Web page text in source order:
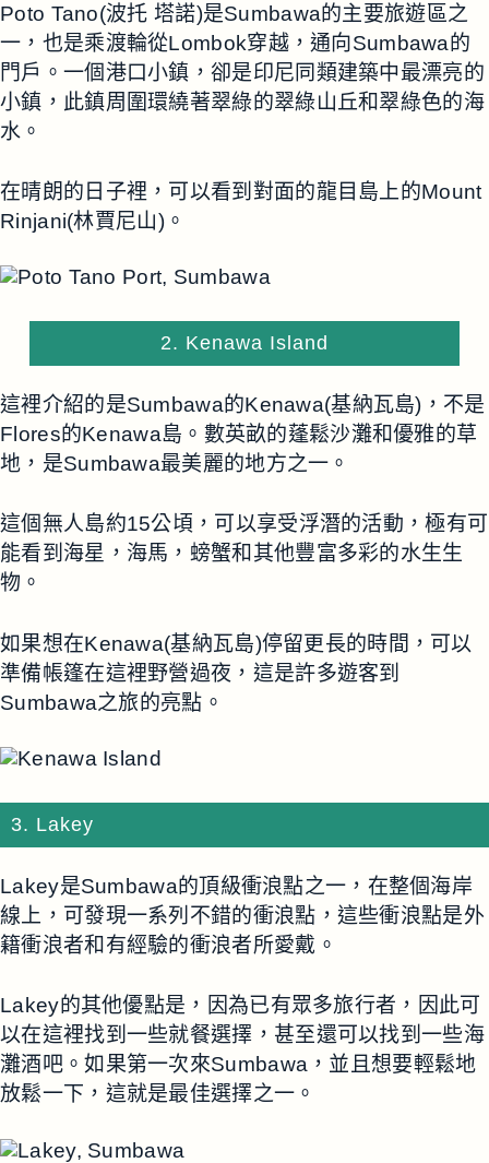
Poto Tano(波托 塔諾)是Sumbawa的主要旅遊區之
一，也是乘渡輪從Lombok穿越，通向Sumbawa的
門戶。一個港口小鎮，卻是印尼同類建築中最漂亮的
小鎮，此鎮周圍環繞著翠綠的翠綠山丘和翠綠色的海
水。
在晴朗的日子裡，可以看到對面的龍目島上的Mount
Rinjani(林賈尼山)。
2. Kenawa Island
這裡介紹的是Sumbawa的Kenawa(基納瓦島)，不是
Flores的Kenawa島。數英畝的蓬鬆沙灘和優雅的草
地，是Sumbawa最美麗的地方之一。
這個無人島約15公頃，可以享受浮潛的活動，極有可
能看到海星，海馬，螃蟹和其他豐富多彩的水生生
物。
如果想在Kenawa(基納瓦島)停留更長的時間，可以
準備帳篷在這裡野營過夜，這是許多遊客到
Sumbawa之旅的亮點。
3. Lakey
Lakey是Sumbawa的頂級衝浪點之一，在整個海岸
線上，可發現一系列不錯的衝浪點，這些衝浪點是外
籍衝浪者和有經驗的衝浪者所愛戴。
Lakey的其他優點是，因為已有眾多旅行者，因此可
以在這裡找到一些就餐選擇，甚至還可以找到一些海
灘酒吧。如果第一次來Sumbawa，並且想要輕鬆地
放鬆一下，這就是最佳選擇之一。